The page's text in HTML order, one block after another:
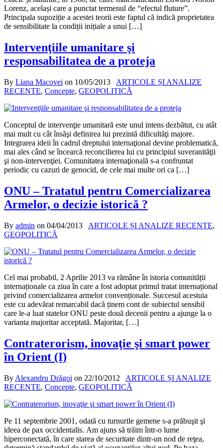
Lorenz, același care a punctat termenul de “efectul fluture”.
Principala supoziție a acestei teorii este faptul că indică proprietatea
de sensibilitate la condiții inițiale a unui […]
Intervenţiile umanitare şi
responsabilitatea de a proteja
By Liana Macovei on 10/05/2013
ARTICOLE ȘI ANALIZE
RECENTE, Concepte, GEOPOLITICĂ
Conceptul de intervenţie umanitară este unul intens dezbătut, cu atât
mai mult cu cât însăşi definirea lui prezintă dificultăţi majore.
Integrarea ideii în cadrul dreptului internaţional devine problematică,
mai ales când se încearcă reconcilierea lui cu principiul suveranităţii
şi non-intervenţiei. Comunitatea internaţională s-a confruntat
periodic cu cazuri de genocid, de cele mai multe ori ca […]
ONU – Tratatul pentru Comercializarea
Armelor, o decizie istorică ?
By admin on 04/04/2013 ARTICOLE ȘI ANALIZE RECENTE,
GEOPOLITICĂ
Cel mai probabil, 2 Aprilie 2013 va rămâne în istoria comunității
internaționale ca ziua în care a fost adoptat primul tratat internațional
privind comercializarea armelor convenționale. Succesul acestuia
este cu adevărat remarcabil dacă ținem cont de subiectul sensibil
care le-a luat statelor ONU peste două decenii pentru a ajunge la o
varianta majoritar acceptată. Majoritar, […]
Contraterorism, inovaţie şi smart power
în Orient (I)
By Alexandru Drăgoi on 22/10/2012
ARTICOLE ȘI ANALIZE
RECENTE, Concepte, GEOPOLITICĂ
Pe 11 septembrie 2001, odată cu turnurile gemene s-a prăbuşit şi
ideea de pax occidentalis. Am ajuns să trăim într-o lume
hiperconectată, în care starea de securitate dintr-un nod de reţea,